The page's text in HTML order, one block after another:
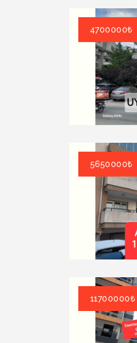
4700000₺
5650000₺
11700000₺